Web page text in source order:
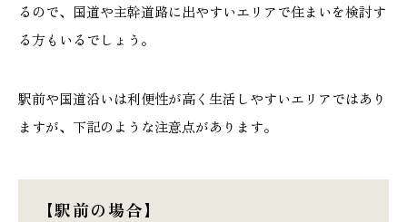
るので、国道や主幹道路に出やすいエリアで住まいを検討す
る方もいるでしょう。
駅前や国道沿いは利便性が高く生活しやすいエリアではあり
ますが、下記のような注意点があります。
【駅前の場合】